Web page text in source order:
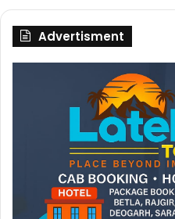
Advertisment